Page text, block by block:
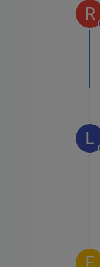
R
L
F